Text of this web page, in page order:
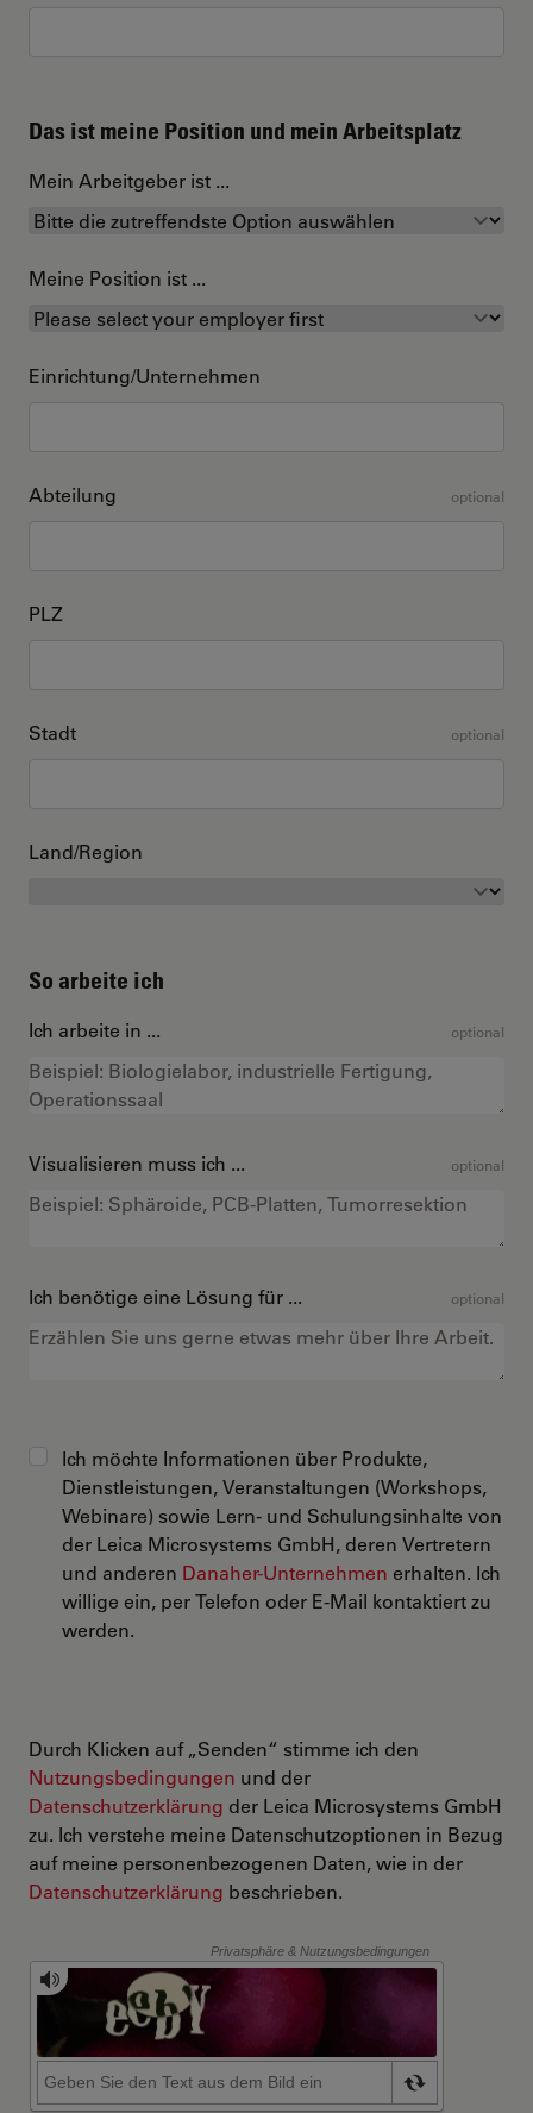
Das ist meine Position und mein Arbeitsplatz
Mein Arbeitgeber ist ...
Meine Position ist ...
Einrichtung/Unternehmen
Abteilung optional
PLZ
Stadt optional
Land/Region
So arbeite ich
Ich arbeite in ... optional
Visualisieren muss ich ... optional
Ich benötige eine Lösung für ... optional
Ich möchte Informationen über Produkte,
Dienstleistungen, Veranstaltungen (Workshops,
Webinare) sowie Lern- und Schulungsinhalte von
der Leica Microsystems GmbH, deren Vertretern
und anderen Danaher-Unternehmen erhalten. Ich
willige ein, per Telefon oder E-Mail kontaktiert zu
werden.
Durch Klicken auf „Senden“ stimme ich den
Nutzungsbedingungen und der
Datenschutzerklärung der Leica Microsystems GmbH
zu. Ich verstehe meine Datenschutzoptionen in Bezug
auf meine personenbezogenen Daten, wie in der
Datenschutzerklärung beschrieben.